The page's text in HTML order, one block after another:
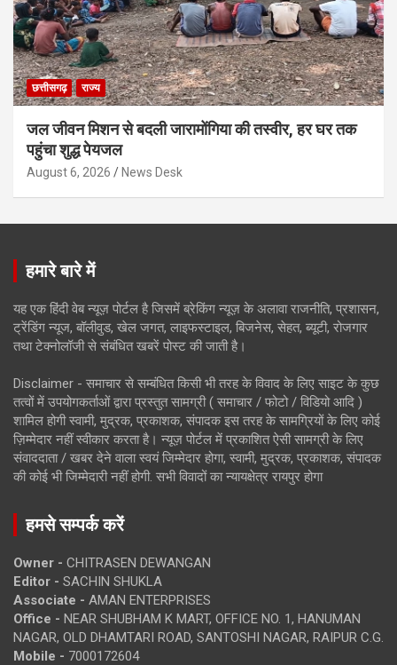
छत्तीसगढ़ राज्य
जल जीवन मिशन से बदली जारामोंगिया की तस्वीर, हर घर तक
पहुंचा शुद्ध पेयजल
August 6, 2026 News Desk
हमारे बारे में
यह एक हिंदी वेब न्यूज़ पोर्टल है जिसमें ब्रेकिंग न्यूज़ के अलावा राजनीति, प्रशासन,
ट्रेंडिंग न्यूज, बॉलीवुड, खेल जगत, लाइफस्टाइल, बिजनेस, सेहत, ब्यूटी, रोजगार
तथा टेक्नोलॉजी से संबंधित खबरें पोस्ट की जाती है।
Disclaimer - समाचार से सम्बंधित किसी भी तरह के विवाद के लिए साइट के कुछ
तत्वों में उपयोगकर्ताओं द्वारा प्रस्तुत सामग्री ( समाचार / फोटो / विडियो आदि )
शामिल होगी स्वामी, मुद्रक, प्रकाशक, संपादक इस तरह के सामग्रियों के लिए कोई
ज़िम्मेदार नहीं स्वीकार करता है। न्यूज़ पोर्टल में प्रकाशित ऐसी सामग्री के लिए
संवाददाता / खबर देने वाला स्वयं जिम्मेदार होगा, स्वामी, मुद्रक, प्रकाशक, संपादक
की कोई भी जिम्मेदारी नहीं होगी. सभी विवादों का न्यायक्षेत्र रायपुर होगा
हमसे सम्पर्क करें
Owner - CHITRASEN DEWANGAN
Editor - SACHIN SHUKLA
Associate - AMAN ENTERPRISES
Office - NEAR SHUBHAM K MART, OFFICE NO. 1, HANUMAN
NAGAR, OLD DHAMTARI ROAD, SANTOSHI NAGAR, RAIPUR C.G.
Mobile - 7000172604